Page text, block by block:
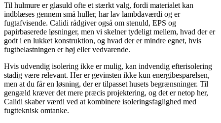
Til hulmure er glasuld ofte et stærkt valg, fordi materialet kan
indblæses gennem små huller, har lav lambdaværdi og er
fugtafvisende. Calidi rådgiver også om stenuld, EPS og
papirbaserede løsninger, men vi skelner tydeligt mellem, hvad der er
godt i en lukket konstruktion, og hvad der er mindre egnet, hvis
fugtbelastningen er høj eller vedvarende.
Hvis udvendig isolering ikke er mulig, kan indvendig efterisolering
stadig være relevant. Her er gevinsten ikke kun energibesparelsen,
men at du får en løsning, der er tilpasset husets begrænsninger. Til
gengæld kræver det mere præcis projektering, og det er netop her,
Calidi skaber værdi ved at kombinere isoleringsfaglighed med
fugtteknisk omtanke.